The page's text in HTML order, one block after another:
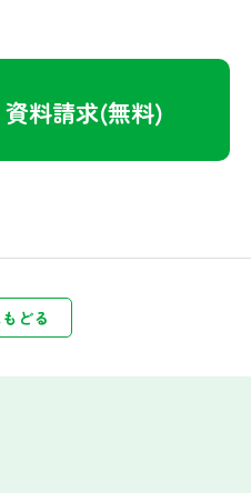
料請求(無料)
どる